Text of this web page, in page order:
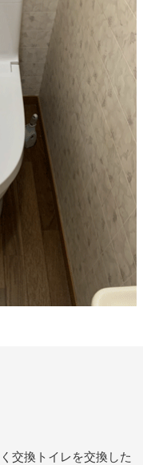
交換トイレを交換した